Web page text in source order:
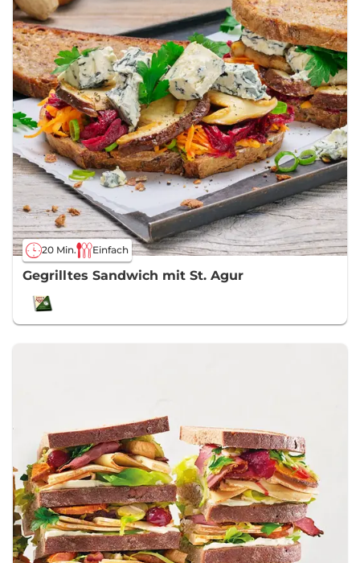
20 Min. Einfach
Gegrilltes Sandwich mit St. Agur